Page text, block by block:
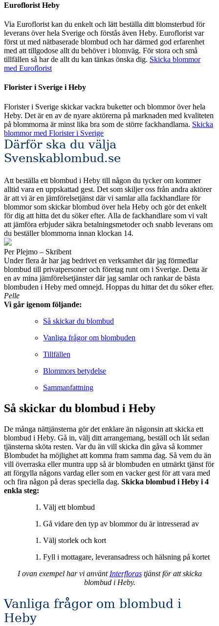
Euroflorist Heby
Via Euroflorist kan du enkelt och lätt beställa ditt blomsterbud för
leverans över hela Sverige och förstås även Heby. Euroflorist var
först ut med nätbaserade blombud och har därmed god erfarenhet
med att tillgodose allt du behöver i blomväg. För stora och små
tillfällen så har de allt du kan tänkas önska dig. Skicka blommor
med Euroflorist
Florister i Sverige i Heby
Florister i Sverige skickar vackra buketter och blommor över hela
Heby. Det är en av de nyare aktörerna på marknaden med kvaliteten
på blommorna är minst lika bra som de större fackhandlarna. Skicka
blommor med Florister i Sverige
Därför ska du välja
Svenskablombud.se
Att beställa ett blombud i Heby till någon du tycker om kommer
alltid vara en uppskattad gest. Det som skiljer oss från andra aktörer
är att vi är en jämförelsetjänst där vi samlar alla fackhandlare för
blommor som skickar blombud över hela Heby och gör det enkelt
för dig att hitta det du söker efter. Alla de fackhandlare som vi valt
att jämföra erbjuder säkra betalningsmetoder och snabb leverans om
du beställer blommorna innan klockan 14.
Per Plejmo – Skribent
Under flera år har jag bedrivet en verksamhet där jag förmedlar
blombud till privatpersoner och företag runt om i Sverige. Detta är
en av mina jämförelsetjänster där jag samlar och rankar de bästa
blombuden i Heby med omnejd. Hoppas du hittar det du söker efter.
Pelle
Vi går igenom följande:
Så skickar du blombud
Vanliga frågor om blombuden
Tillfällen
Blommors betydelse
Sammanfattning
Så skickar du blombud i Heby
De många nättjänsterna gör det enklare än någonsin att skicka ett
blombud i Heby. Gå in, välj ditt arrangemang, beställ och låt sedan
tjänsterna sköta resten. Var du än vill skicka din gåva så kommer
Blombudet ha möjlighet att komma fram samma dag. Så vem du än
vill överraska eller muntra upp så är blombuden en utmärkt tjänst för
att förgylla någons vardag eller som en vacker gest för att vara med
och fira någon på deras speciella dag. Skicka blombud i Heby i 4
enkla steg:
Välj ett blombud
Gå vidare den typ av blommor du är intresserad av
Välj storlek och kort
Fyll i mottagare, leveransadress och hälsning på kortet
I ovan exempel har vi använt Interflorastjänst för att skicka
blombud i Heby.
Vanliga frågor om blombud i
Heby